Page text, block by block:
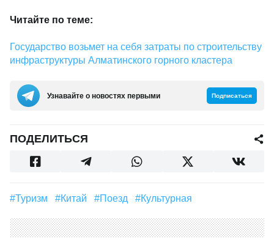
Читайте по теме:
Государство возьмет на себя затраты по строительству
инфраструктуры Алматинского горного кластера
Узнавайте о новостях первыми Подписаться
ПОДЕЛИТЬСЯ
#туризм #Китай #Поезд #культурная